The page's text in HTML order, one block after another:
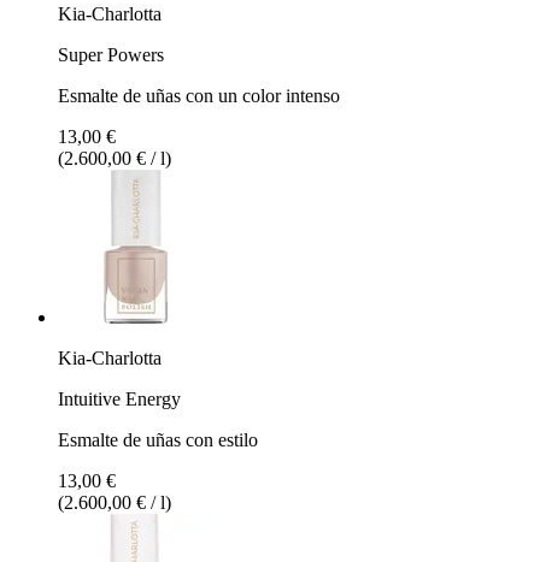
Kia-Charlotta
Super Powers
Esmalte de uñas con un color intenso
13,00 €
(2.600,00 € / l)
Kia-Charlotta
Intuitive Energy
Esmalte de uñas con estilo
13,00 €
(2.600,00 € / l)